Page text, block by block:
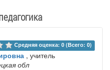
Средняя оценка: 0 (Всего: 0)
, учитель
обл